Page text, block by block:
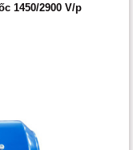
1450/2900 V/p